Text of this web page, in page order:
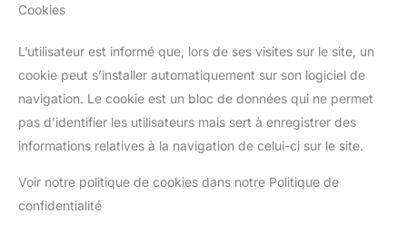
Cookies
L’utilisateur est informé que, lors de ses visites sur le site, un
cookie peut s’installer automatiquement sur son logiciel de
navigation. Le cookie est un bloc de données qui ne permet
pas d’identifier les utilisateurs mais sert à enregistrer des
informations relatives à la navigation de celui-ci sur le site.
Voir notre politique de cookies dans notre Politique de
confidentialité